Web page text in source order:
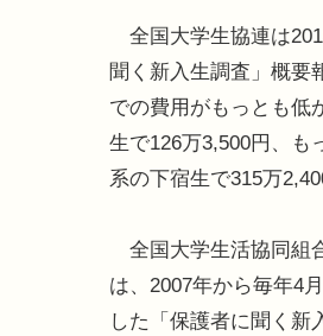
全国大学生協連は
聞く新入生調査」概要
での費用がもっとも低
生で126万3,500円、も
系の下宿生で315万
全国大学生活協同組
は、2007年から毎年4
した「保護者に聞く新